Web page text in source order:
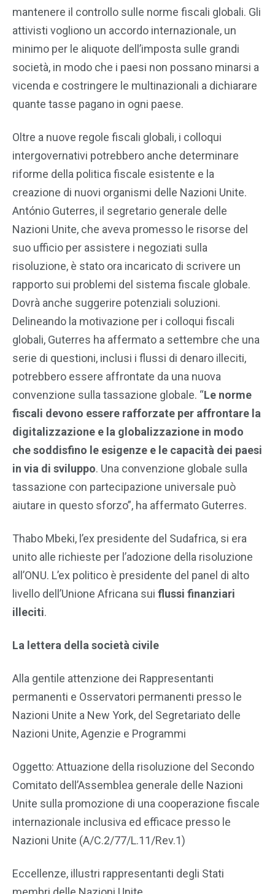
mantenere il controllo sulle norme fiscali globali. Gli
attivisti vogliono un accordo internazionale, un
minimo per le aliquote dell’imposta sulle grandi
società, in modo che i paesi non possano minarsi a
vicenda e costringere le multinazionali a dichiarare
quante tasse pagano in ogni paese.
Oltre a nuove regole fiscali globali, i colloqui
intergovernativi potrebbero anche determinare
riforme della politica fiscale esistente e la
creazione di nuovi organismi delle Nazioni Unite.
António Guterres, il segretario generale delle
Nazioni Unite, che aveva promesso le risorse del
suo ufficio per assistere i negoziati sulla
risoluzione, è stato ora incaricato di scrivere un
rapporto sui problemi del sistema fiscale globale.
Dovrà anche suggerire potenziali soluzioni.
Delineando la motivazione per i colloqui fiscali
globali, Guterres ha affermato a settembre che una
serie di questioni, inclusi i flussi di denaro illeciti,
potrebbero essere affrontate da una nuova
convenzione sulla tassazione globale. “Le norme
fiscali devono essere rafforzate per affrontare la
digitalizzazione e la globalizzazione in modo
che soddisfino le esigenze e le capacità dei paesi
in via di sviluppo. Una convenzione globale sulla
tassazione con partecipazione universale può
aiutare in questo sforzo”, ha affermato Guterres.
Thabo Mbeki, l’ex presidente del Sudafrica, si era
unito alle richieste per l’adozione della risoluzione
all’ONU. L’ex politico è presidente del panel di alto
livello dell’Unione Africana sui flussi finanziari
illeciti.
La lettera della società civile
Alla gentile attenzione dei Rappresentanti
permanenti e Osservatori permanenti presso le
Nazioni Unite a New York, del Segretariato delle
Nazioni Unite, Agenzie e Programmi
Oggetto: Attuazione della risoluzione del Secondo
Comitato dell’Assemblea generale delle Nazioni
Unite sulla promozione di una cooperazione fiscale
internazionale inclusiva ed efficace presso le
Nazioni Unite (A/C.2/77/L.11/Rev.1)
Eccellenze, illustri rappresentanti degli Stati